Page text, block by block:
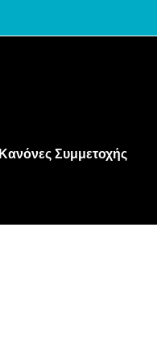
Κανόνες Συμμετοχής